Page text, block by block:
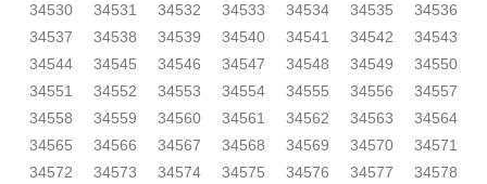
34530
34531 34532 34533 34534 34535
34536
34537
34538 34539 34540 34541 34542
34543
34544
34545 34546 34547 34548 34549
34550
34551
34552 34553 34554 34555 34556
34557
34558
34559 34560 34561 34562 34563
34564
34565
34566 34567 34568 34569 34570
34571
34572
34573 34574 34575 34576 34577
34578